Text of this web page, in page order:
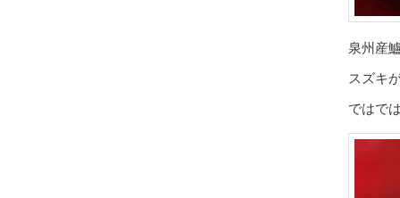
泉州産
スズキ
ではで